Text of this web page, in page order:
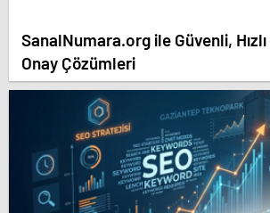
SanalNumara.org ile Güvenli,
Onay Çözümleri